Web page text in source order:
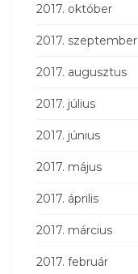
2017. október
2017. szeptember
2017. augusztus
2017. július
2017. június
2017. május
2017. április
2017. március
2017. február